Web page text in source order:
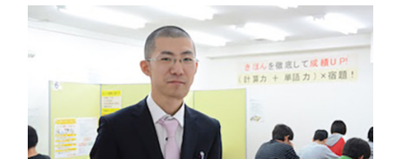
カスタム39
連携プラグイン
J Camp
ジチタイ39